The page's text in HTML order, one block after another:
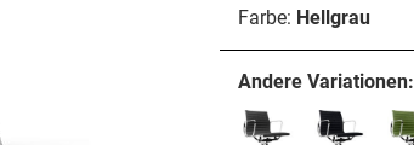
Farbe: Hellgrau
Andere Variationen: